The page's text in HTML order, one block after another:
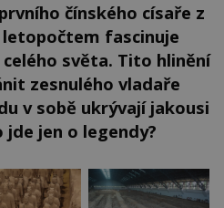
čínského císaře z
fascinuje
světa. Tito hlinění
zesnulého vladaře
v sobě ukrývají jakousi
jen o legendy?